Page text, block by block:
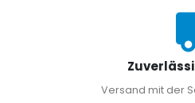
Versand mit der